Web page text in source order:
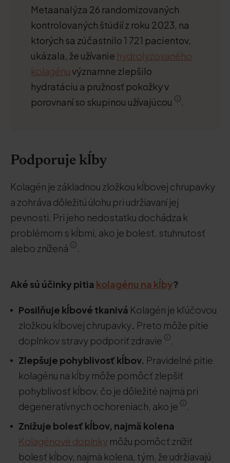
Metaanalýza 26 randomizovaných
kontrolovaných štúdií z roku 2023, na
ktorých sa zúčastnilo 1 721 pacientov,
ukázala, že užívanie hydrolyzovaného
kolagénuvýznamne zlepšilo
hydratáciu a pružnosť pokožky v
porovnaní so skupinou užívajúcou
Podporuje kĺby
Kolagén je základnou zložkou kĺbovej chrupavky
a zohráva dôležitú úlohu pri udržiavaní jej
pevnosti. Pri jeho nedostatku dochádza k
problémom s kĺbmi, ako je bolesť, stuhnutosť
alebo znížená
Aké sú účinky pitia kolagénu na kĺby?
Posilňuje kĺbové tkanivá Kolagén je kľúčovou
zložkou kĺbovej chrupavky Preto môže pitie
doplnkov stravy podporiť zdravie
Zlepšuje pohyblivosť kĺbov. Pravidelné pitie
kolagénu na kĺby môže pomôcť zlepšiť
pohyblivosť kĺbov, čo je dôležité najmä pri
degeneratívnych ochoreniach, ako je
Znižuje bolesť kĺbov, najmä kolena
Kolagénové doplnky môžu pomôcť znížiť
bolesť kĺbov, najmä kolena, tým, že udržiavajú